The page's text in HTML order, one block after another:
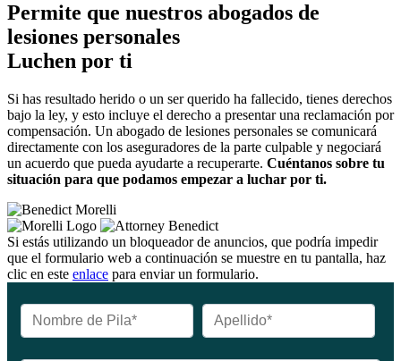
Permite que nuestros abogados de
lesiones personales
Luchen por ti
Si has resultado herido o un ser querido ha fallecido, tienes derechos
bajo la ley, y esto incluye el derecho a presentar una reclamación por
compensación. Un abogado de lesiones personales se comunicará
directamente con los aseguradores de la parte culpable y negociará
un acuerdo que pueda ayudarte a recuperarte. Cuéntanos sobre tu
situación para que podamos empezar a luchar por ti.
Si estás utilizando un bloqueador de anuncios, que podría impedir
que el formulario web a continuación se muestre en tu pantalla, haz
clic en este enlace para enviar un formulario.